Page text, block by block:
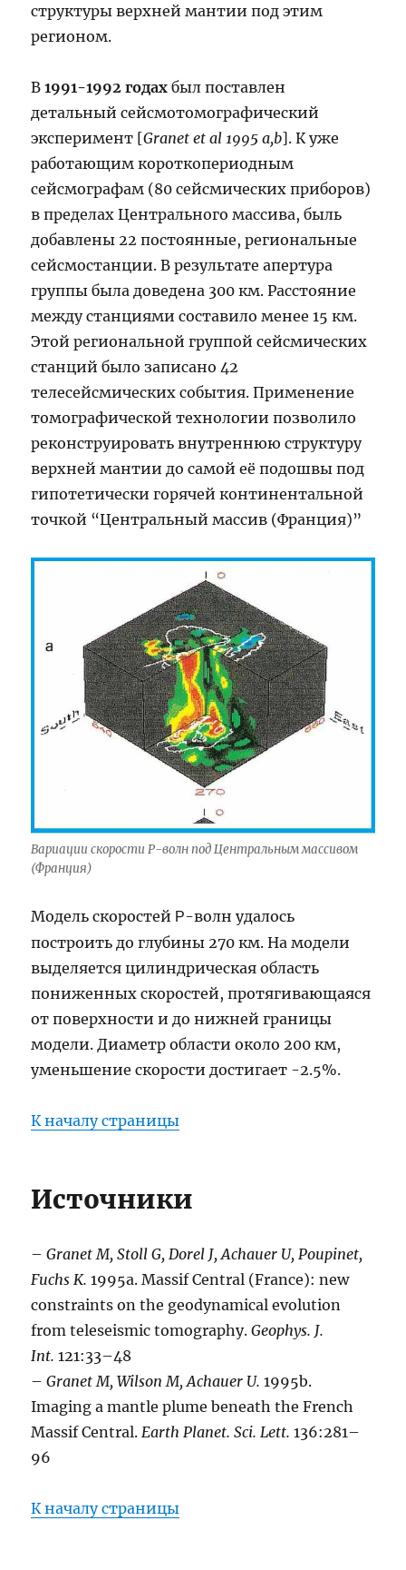
структуры верхней мантии под этим
регионом.
В1991-1992 годах был поставлен
детальный сейсмотомографический
эксперимент [Granet et al 1995 a,b]. К уже
работающим короткопериодным
сейсмографам (80 сейсмических приборов)
в пределах Центрального массива, быль
добавлены 22 постоянные, региональные
сейсмостанции. В результате апертура
группы была доведена 300 км. Расстояние
между станциями составило менее 15 км.
Этой региональной группой сейсмических
станций было записано 42
телесейсмических события. Применение
томографической технологии позволило
реконструировать внутреннюю структуру
верхней мантии до самой её подошвы под
гипотетически горячей континентальной
точкой “Центральный массив (Франция)”
Вариации скорости Р-волн под Центральным массивом
(Франция)
Модель скоростей Р-волн удалось
построить до глубины 270 км. На модели
выделяется цилиндрическая область
пониженных скоростей, протягивающаяся
от поверхности и до нижней границы
модели. Диаметр области около 200 км,
уменьшение скорости достигает -2.5%.
К началу страницы
Источники
–Granet M, Stoll G, Dorel J, Achauer U, Poupinet,
Fuchs K.1995a. Massif Central (France): new
constraints on the geodynamical evolution
from teleseismic tomography.Geophys. J.
Int. 121:33–48
–Granet M, Wilson M, Achauer U. 1995b.
Imaging a mantle plume beneath the French
Massif Central. Earth Planet. Sci. Lett. 136:281–
96
К началу страницы